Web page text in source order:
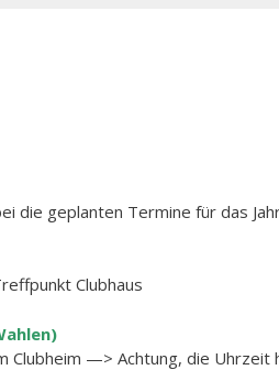
die geplanten Termine für das
Clubhaus
Clubheim —> Achtung, die